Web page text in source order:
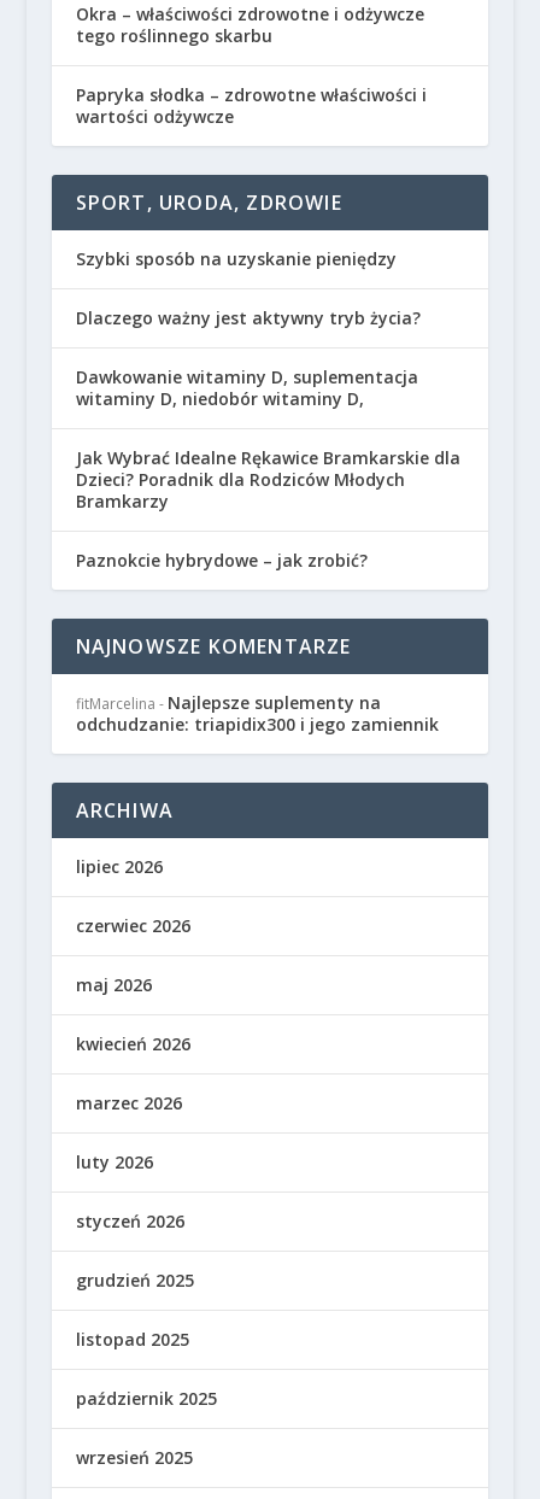
Okra – właściwości zdrowotne i odżywcze
tego roślinnego skarbu
Papryka słodka – zdrowotne właściwości i
wartości odżywcze
SPORT, URODA, ZDROWIE
Szybki sposób na uzyskanie pieniędzy
Dlaczego ważny jest aktywny tryb życia?
Dawkowanie witaminy D, suplementacja
witaminy D, niedobór witaminy D,
Jak Wybrać Idealne Rękawice Bramkarskie dla
Dzieci? Poradnik dla Rodziców Młodych
Bramkarzy
Paznokcie hybrydowe – jak zrobić?
NAJNOWSZE KOMENTARZE
fitMarcelina - Najlepsze suplementy na
odchudzanie: triapidix300 i jego zamiennik
ARCHIWA
lipiec 2026
czerwiec 2026
maj 2026
kwiecień 2026
marzec 2026
luty 2026
styczeń 2026
grudzień 2025
listopad 2025
październik 2025
wrzesień 2025